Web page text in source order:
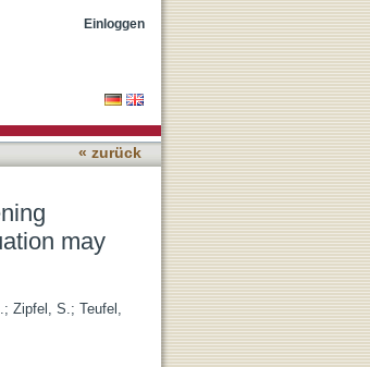
withEinloggen
« zurück
may
; Zipfel, S.; Teufel,